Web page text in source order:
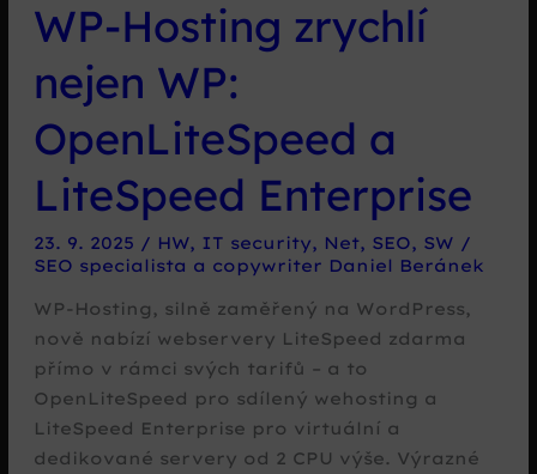
WP-Hosting zrychlí
nejen WP:
OpenLiteSpeed a
LiteSpeed Enterprise
23. 9. 2025 / HW, IT security, Net, SEO, SW /
SEO specialista a copywriter Daniel Beránek
WP-Hosting, silně zaměřený na WordPress,
nově nabízí webservery LiteSpeed zdarma
přímo v rámci svých tarifů – a to
OpenLiteSpeed pro sdílený wehosting a
LiteSpeed Enterprise pro virtuální a
dedikované servery od 2 CPU výše. Výrazné